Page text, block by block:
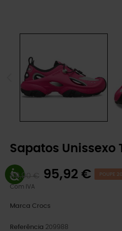
Sapatos Unissexo
119,90 € 95,92 € POUPE
Com IVA
Marca Crocs
Referência 209988